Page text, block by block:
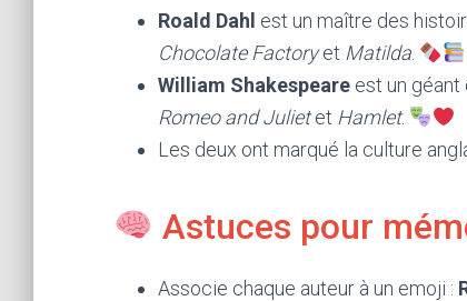
Roald Dahl est un maître des
Chocolate Factoryet Matilda
William Shakespeare est un
Romeo and Julietet Hamlet.
Les deux ont marqué la culture
Astuces pour
Associe chaque auteur à un emoji :